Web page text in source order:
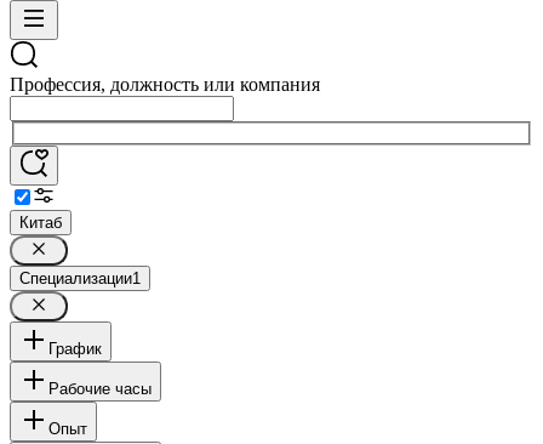
Профессия, должность или компания
Китаб
Специализации1
График
Рабочие часы
Опыт